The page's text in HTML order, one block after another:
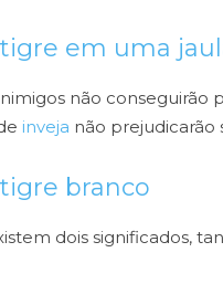
em uma
não conseguirão
inveja não prejudicarão
branco
dois significados,